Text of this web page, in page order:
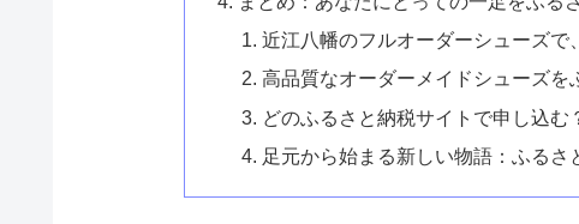
近江八幡のフルオーダーシューズで
高品質なオーダーメイドシューズを
どのふるさと納税サイトで申し込む
足元から始まる新しい物語：ふる